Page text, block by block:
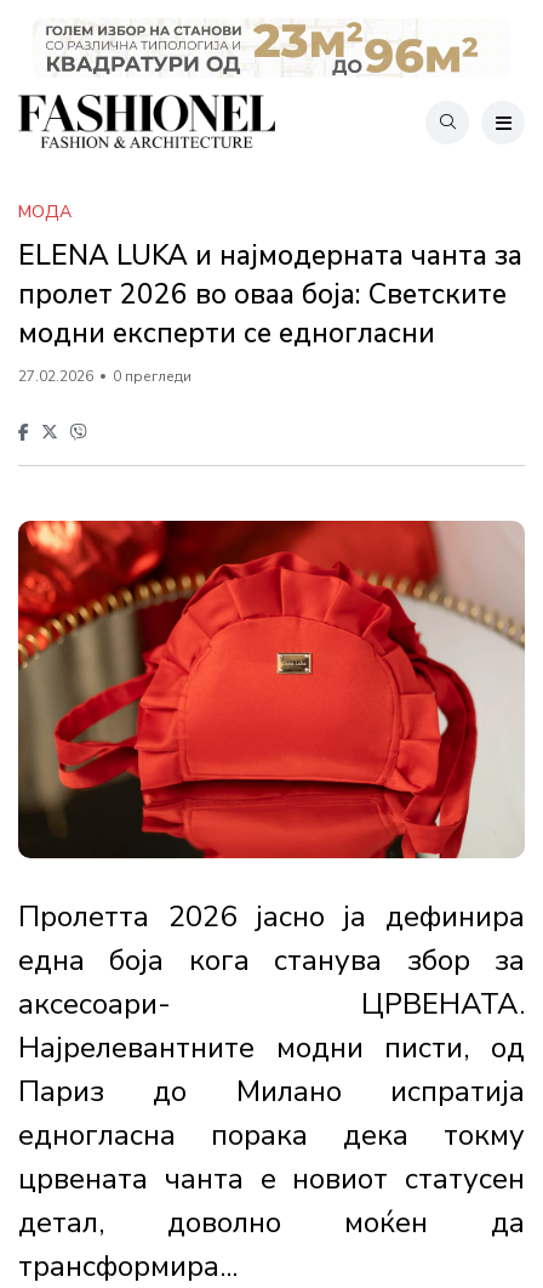
МОДА
ELENA LUKA и најмодерната чанта за
пролет 2026 во оваа боја: Светските
модни експерти се едногласни
27.02.2026 0 прегледи
Пролетта 2026 јасно ја дефинира
една боја кога станува збор за
аксесоари- ЦРВЕНАТА.
Најрелевантните модни писти, од
Париз до Милано испратија
едногласна порака дека токму
црвената чанта е новиот статусен
детал, доволно моќен да
трансформира...